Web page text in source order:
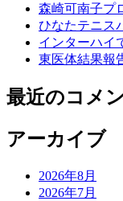
森崎可南子プ
ひなたテニス
インターハイ
東医体結果報
最近のコメ
アーカイブ
2026年8月
2026年7月